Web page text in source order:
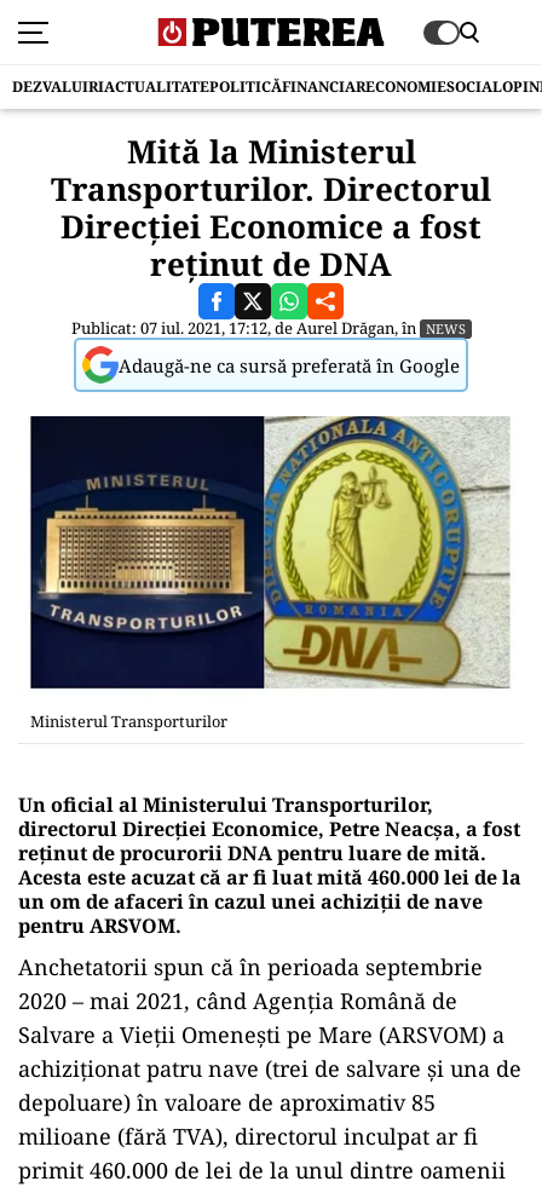
DEZVALUIRIACTUALITATEPOLITICĂFINANCIARECONOMIESOCIAL
Mită la Ministerul
Transporturilor. Directorul
Direcției Economice a fost
reținut de DNA
Publicat: 07 iul. 2021, 17:12, deAurel Drăgan, în NEWS
Adaugă-ne ca sursă preferată în Google
Ministerul Transporturilor
Un oficial al Ministerului Transporturilor,
directorul Direcției Economice, Petre Neacșa, a fost
reținut de procurorii DNA pentru luare de mită.
Acesta este acuzat că ar fi luat mită 460.000 lei de la
un om de afaceri în cazul unei achiziții de nave
pentru ARSVOM.
Anchetatorii spun că în perioada septembrie
2020 – mai 2021, când Agenția Română de
Salvare a Vieții Omenești pe Mare (ARSVOM) a
achiziționat patru nave (trei de salvare și una de
depoluare) în valoare de aproximativ 85
milioane (fără TVA), directorul inculpat ar fi
primit 460.000 de lei de la unul dintre oamenii